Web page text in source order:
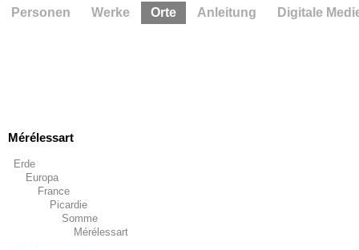
Mérélessart
Erde
Europa
France
Picardie
Somme
Mérélessart
Personen Werke Orte Anleitung Digitale